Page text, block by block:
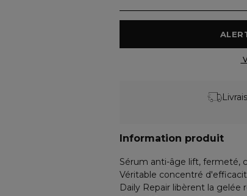
Information produit
Sérum anti-âge lift, fermeté,
Véritable concentré d'efficacité,
Daily Repair libèrent la gelée